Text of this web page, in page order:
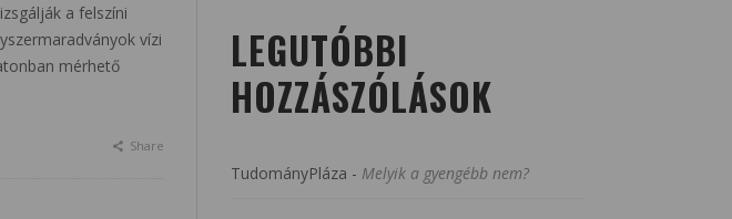
a felszíni
vízi
mérhető
Share
LEGUTÓBBI
HOZZÁSZÓLÁSOK
TudományPláza - Melyik a gyengébb nem?